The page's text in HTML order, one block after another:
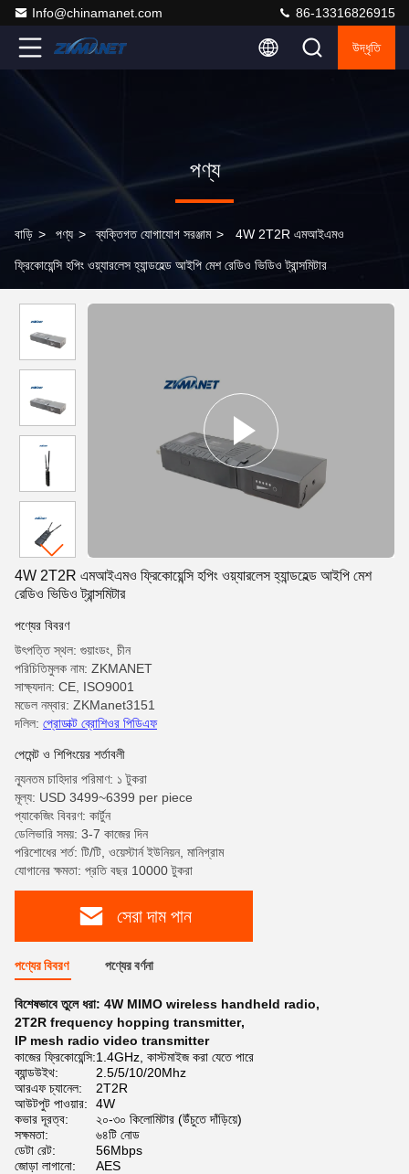
Info@chinamanet.com 86-13316826915
উদ্ধৃতি
পণ্য
বাড়ি > পণ্য > ব্যক্তিগত যোগাযোগ সরঞ্জাম > 4W 2T2R এমআইএমও
ফ্রিকোয়েন্সি হপিং ওয়্যারলেস হ্যান্ডহেল্ড আইপি মেশ রেডিও ভিডিও ট্রান্সমিটার
4W 2T2R এমআইএমও ফ্রিকোয়েন্সি হপিং ওয়্যারলেস হ্যান্ডহেল্ড আইপি মেশ
রেডিও ভিডিও ট্রান্সমিটার
পণ্যের বিবরণ
উৎপত্তি স্থল: গুয়াংডং, চীন
পরিচিতিমুলক নাম: ZKMANET
সাক্ষ্যদান: CE, ISO9001
মডেল নম্বার: ZKManet3151
দলিল: প্রোডাক্ট ব্রোশিওর পিডিএফ
পেমেন্ট ও শিপিংয়ের শর্তাবলী
ন্যূনতম চাহিদার পরিমাণ: ১ টুকরা
মূল্য: USD 3499~6399 per piece
প্যাকেজিং বিবরণ: কার্টুন
ডেলিভারি সময়: 3-7 কাজের দিন
পরিশোধের শর্ত: টি/টি, ওয়েস্টার্ন ইউনিয়ন, মানিগ্রাম
যোগানের ক্ষমতা: প্রতি বছর 10000 টুকরা
সেরা দাম পান
পণ্যের বিবরণ পণ্যের বর্ণনা
বিশেষভাবে তুলে ধরা: 4W MIMO wireless handheld radio,
2T2R frequency hopping transmitter,
IP mesh radio video transmitter
কাজের ফ্রিকোয়েন্সি:1.4GHz, কাস্টমাইজ করা যেতে পারে
ব্যান্ডউইথ:
2.5/5/10/20Mhz
আরএফ চ্যানেল:
2T2R
আউটপুট পাওয়ার:
4W
কভার দূরত্ব:
২০-৩০ কিলোমিটার (উঁচুতে দাঁড়িয়ে)
সক্ষমতা:
৬৪টি নোড
ডেটা রেট:
56Mbps
জোড়া লাগানো:
AES